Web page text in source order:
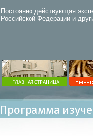
Постоянно действующая
Российской Федерации и
Программа